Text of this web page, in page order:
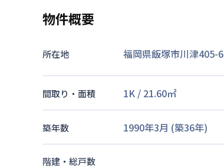
物件概要
所在地 福岡県飯塚市川津405-6
間取り・面積 1K / 21.60㎡
築年数 1990年3月 (築36年)
階建・総戸数